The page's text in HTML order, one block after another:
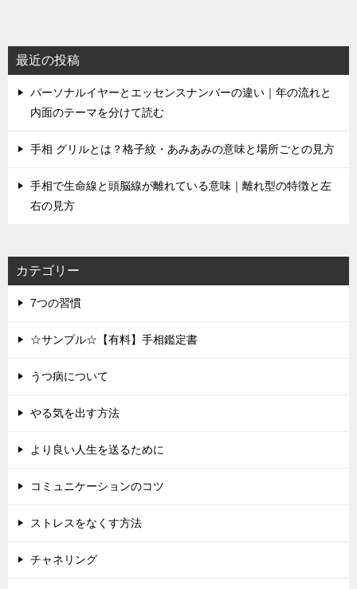
最近の投稿
パーソナルイヤーとエッセンスナンバーの違い｜年の流れと
内面のテーマを分けて読む
手相 グリルとは？格子紋・あみあみの意味と場所ごとの見方
手相で生命線と頭脳線が離れている意味｜離れ型の特徴と左
右の見方
カテゴリー
7つの習慣
☆サンプル☆【有料】手相鑑定書
うつ病について
やる気を出す方法
より良い人生を送るために
コミュニケーションのコツ
ストレスをなくす方法
チャネリング